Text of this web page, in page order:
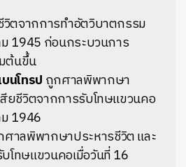
ตจากการทำอัตวิบาตกรรม
1945 ก่อนกระบวนการ
ต้นขึ้น
นโทรป ถูกศาลพิพากษา
สียชีวิตจากการรับโทษแขวนคอ
1946
าลพิพากษาประหารชีวิต และ
โทษแขวนคอเมื่อวันที่ 16